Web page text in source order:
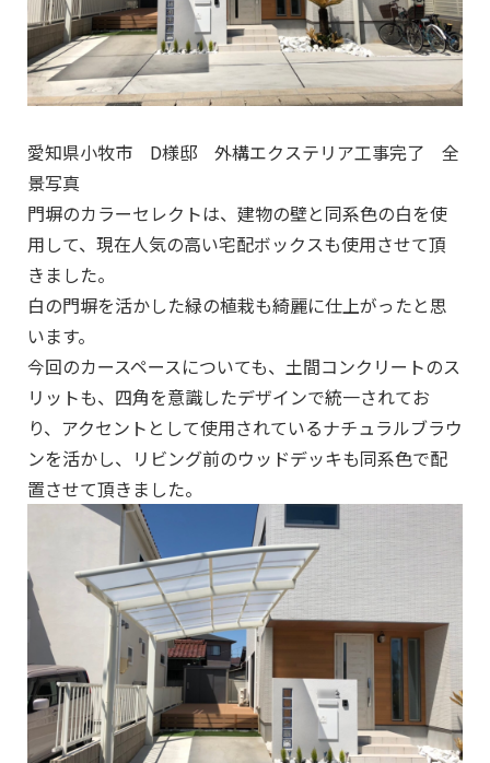
愛知県小牧市 D様邸 外構エクステリア工事完了 全
景写真
門塀のカラーセレクトは、建物の壁と同系色の白を使
用して、現在人気の高い宅配ボックスも使用させて頂
きました。
白の門塀を活かした緑の植栽も綺麗に仕上がったと思
います。
今回のカースペースについても、土間コンクリートのス
リットも、四角を意識したデザインで統一されてお
り、アクセントとして使用されているナチュラルブラウ
ンを活かし、リビング前のウッドデッキも同系色で配
置させて頂きました。